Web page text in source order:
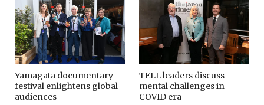
Yamagata documentary
festival enlightens global
audiences
TELL leaders discuss
mental challenges in
COVID era